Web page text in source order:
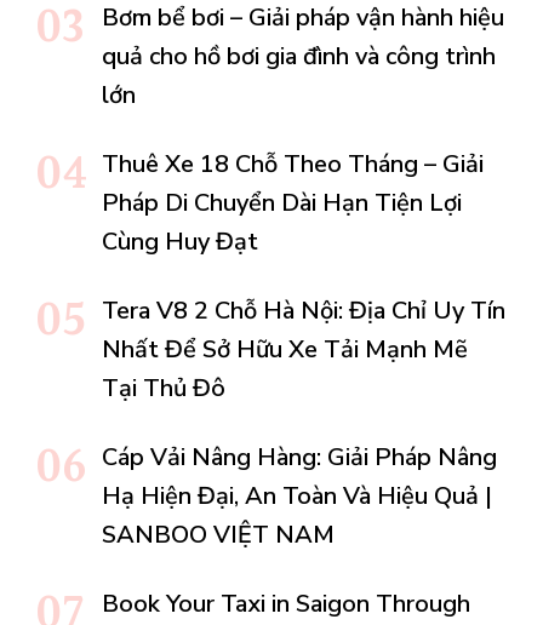
Bơm bể bơi – Giải pháp vận hành hiệu
quả cho hồ bơi gia đình và công trình
lớn
Thuê Xe 18 Chỗ Theo Tháng – Giải
Pháp Di Chuyển Dài Hạn Tiện Lợi
Cùng Huy Đạt
Tera V8 2 Chỗ Hà Nội: Địa Chỉ Uy Tín
Nhất Để Sở Hữu Xe Tải Mạnh Mẽ
Tại Thủ Đô
Cáp Vải Nâng Hàng: Giải Pháp Nâng
Hạ Hiện Đại, An Toàn Và Hiệu Quả |
SANBOO VIỆT NAM
Book Your Taxi in Saigon Through